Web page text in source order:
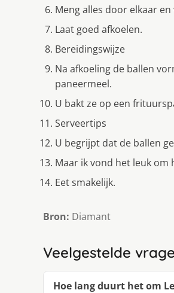
Meng alles door elkaar
Laat goed afkoelen.
Bereidingswijze
Na afkoeling de ballen
paneermeel.
U bakt ze op een
Serveertips
U begrijpt dat de ballen
Maar ik vond het leuk
Eet smakelijk.
Bron: Diamant
Veelgestelde
Hoe lang duurt het om